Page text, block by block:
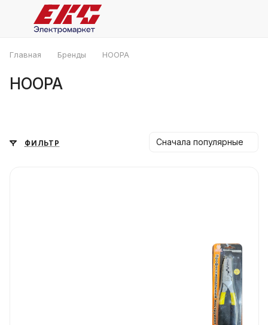
Главная Бренды HOOPA
HOOPA
ФИЛЬТР Сначала популярные